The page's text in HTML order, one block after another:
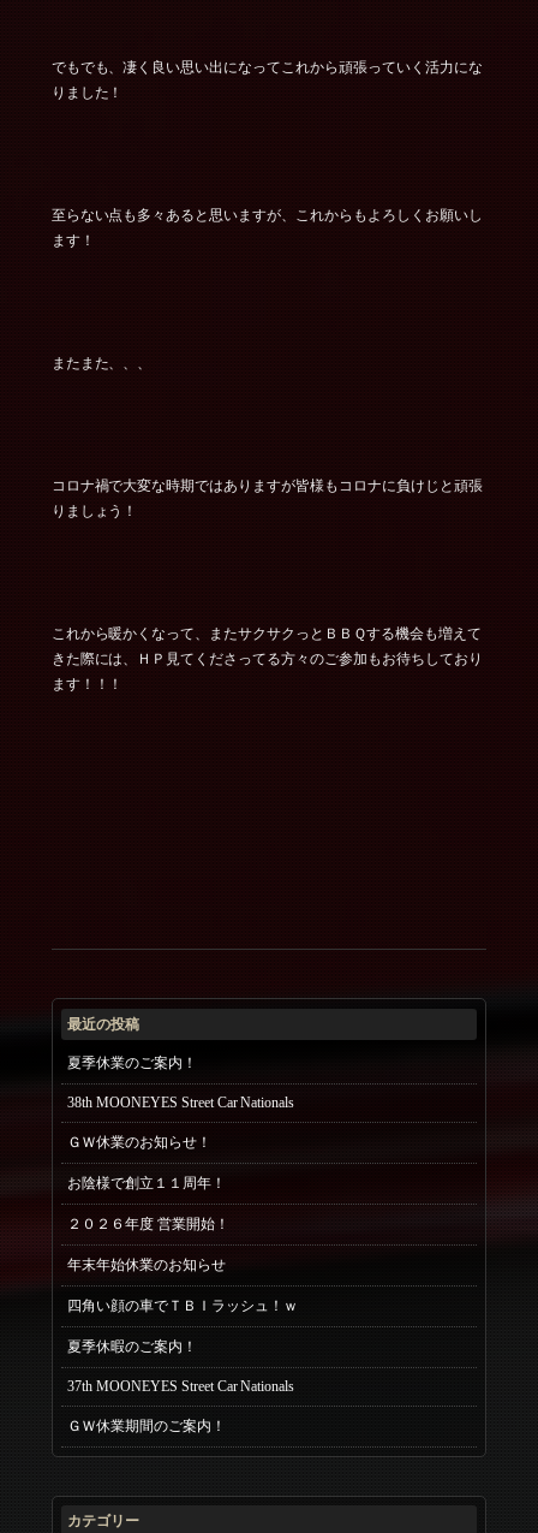
でもでも、凄く良い思い出になってこれから頑張っていく活力にな
りました！
至らない点も多々あると思いますが、これからもよろしくお願いし
ます！
またまた、、、
コロナ禍で大変な時期ではありますが皆様もコロナに負けじと頑張
りましょう！
これから暖かくなって、またサクサクっとＢＢＱする機会も増えて
きた際には、ＨＰ見てくださってる方々のご参加もお待ちしており
ます！！！
最近の投稿
夏季休業のご案内！
38th MOONEYES Street Car Nationals
ＧＷ休業のお知らせ！
お陰様で創立１１周年！
２０２６年度 営業開始！
年末年始休業のお知らせ
四角い顔の車でＴＢＩラッシュ！ｗ
夏季休暇のご案内！
37th MOONEYES Street Car Nationals
ＧＷ休業期間のご案内！
カテゴリー